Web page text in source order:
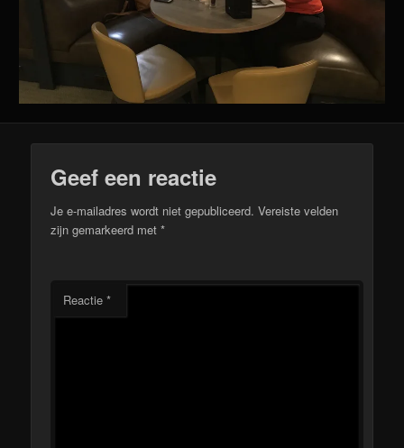
Geef een reactie
Je e-mailadres wordt niet gepubliceerd. Vereiste velden
zijn gemarkeerd met*
Reactie*